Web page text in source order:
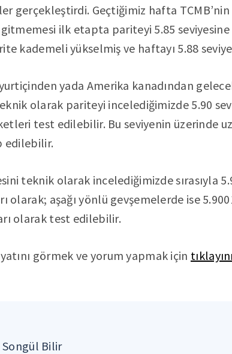
gerçekleştirdi. Geçtiğimiz hafta
ilk etapta pariteyi 5.85
kademeli yükselmiş ve haftayı 5.88
yada Amerika kanadından
olarak pariteyi incelediğimizde 5.90
test edilebilir. Bu seviyenin üzerinde
edilebilir.
teknik olarak incelediğimizde sırasıyla
olarak; aşağı yönlü gevşemelerde ise
olarak test edilebilir.
görmek ve yorum yapmak için
Songül Bilir